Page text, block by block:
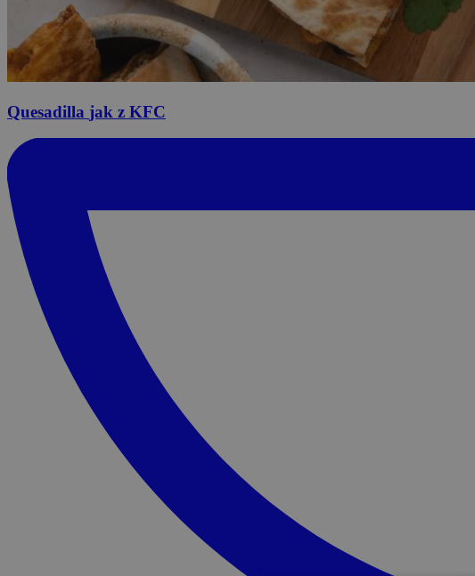
Quesadilla jak z KFC